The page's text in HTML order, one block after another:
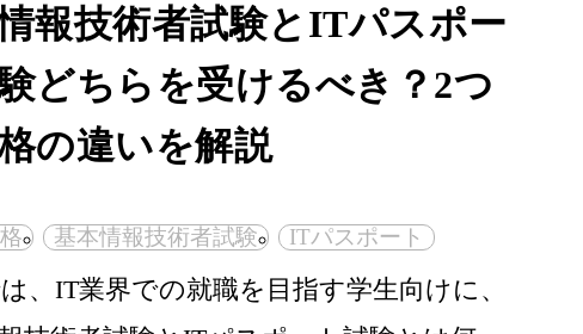
報技術者試験とITパスポー
験どちらを受けるべき？2つ
の違いを解説
基本情報技術者試験 ITパスポート
、IT業界での就職を目指す学生向けに、